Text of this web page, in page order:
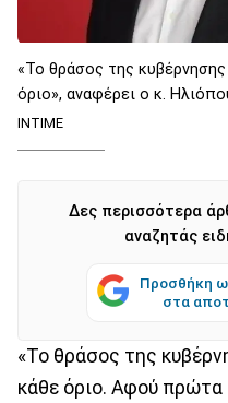
«Το θράσος της
όριο», αναφέρει ο κ.
ΙΝΤΙΜΕ
Δες περισσότερα
αναζητάς
Προσθήκη
στα
«Το θράσος της
κάθε όριο. Αφού πρώτα